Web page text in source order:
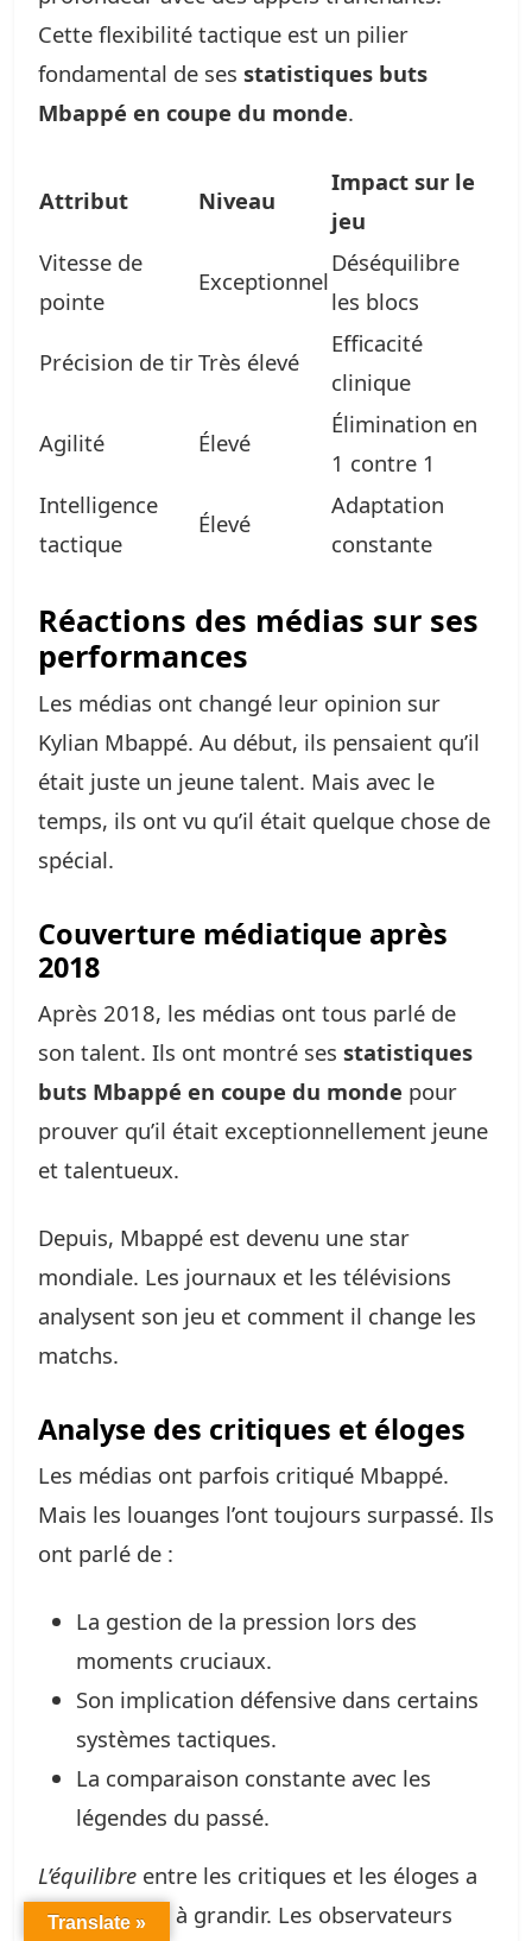
Cette flexibilité tactique est un pilier
fondamental de ses statistiques buts
Mbappé en coupe du monde.
Attribut Niveau
Impact sur le
jeu
Vitesse de
pointe
Exceptionnel
Déséquilibre
les blocs
Précision de tirTrès élevé
Efficacité
clinique
Agilité Élevé
Élimination en
1 contre 1
Intelligence
tactique
Élevé
Adaptation
constante
Réactions des médias sur ses
performances
Les médias ont changé leur opinion sur
Kylian Mbappé. Au début, ils pensaient qu’il
était juste un jeune talent. Mais avec le
temps, ils ont vu qu’il était quelque chose de
spécial.
Couverture médiatique après
2018
Après 2018, les médias ont tous parlé de
son talent. Ils ont montré ses statistiques
buts Mbappé en coupe du monde pour
prouver qu’il était exceptionnellement jeune
et talentueux.
Depuis, Mbappé est devenu une star
mondiale. Les journaux et les télévisions
analysent son jeu et comment il change les
matchs.
Analyse des critiques et éloges
Les médias ont parfois critiqué Mbappé.
Mais les louanges l’ont toujours surpassé. Ils
ont parlé de :
La gestion de la pression lors des
moments cruciaux.
Son implication défensive dans certains
systèmes tactiques.
La comparaison constante avec les
légendes du passé.
L’équilibre entre les critiques et les éloges a
aidé Mbappé à grandir. Les observateurs
Translate »